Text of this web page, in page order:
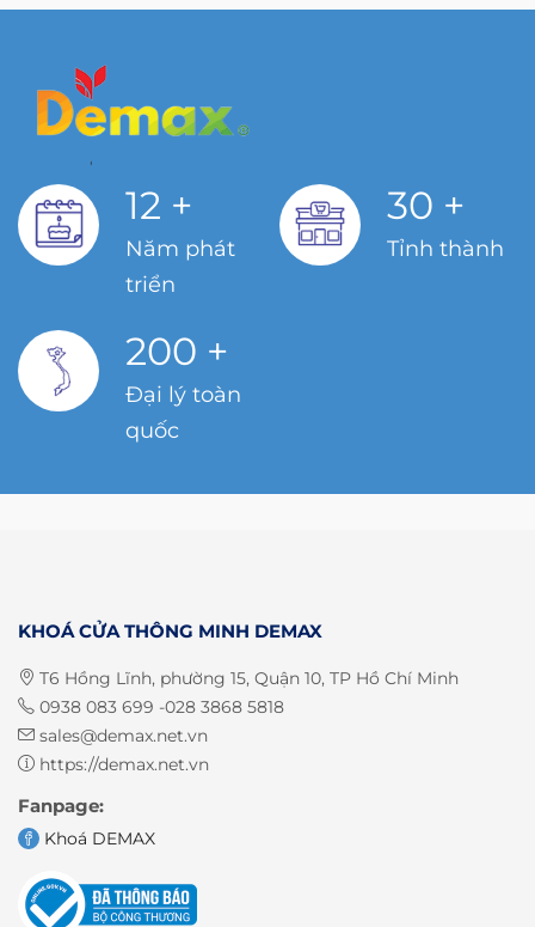
12 +
Năm phát
triển
30 +
Tỉnh thành
200 +
Đại lý toàn
quốc
KHOÁ CỬA THÔNG MINH DEMAX
T6 Hồng Lĩnh, phường 15, Quận 10, TP Hồ Chí Minh
0938 083 699 -028 3868 5818
sales@demax.net.vn
https://demax.net.vn
Fanpage:
Khoá DEMAX